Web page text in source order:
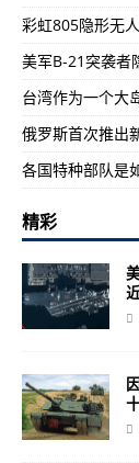
彩虹805隐形无
美军B-21突袭者
台湾作为一个大
各国特种部队是
精彩